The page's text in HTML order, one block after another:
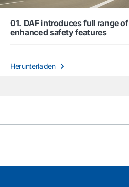
01. DAF introduces full range of
enhanced safety features
Herunterladen